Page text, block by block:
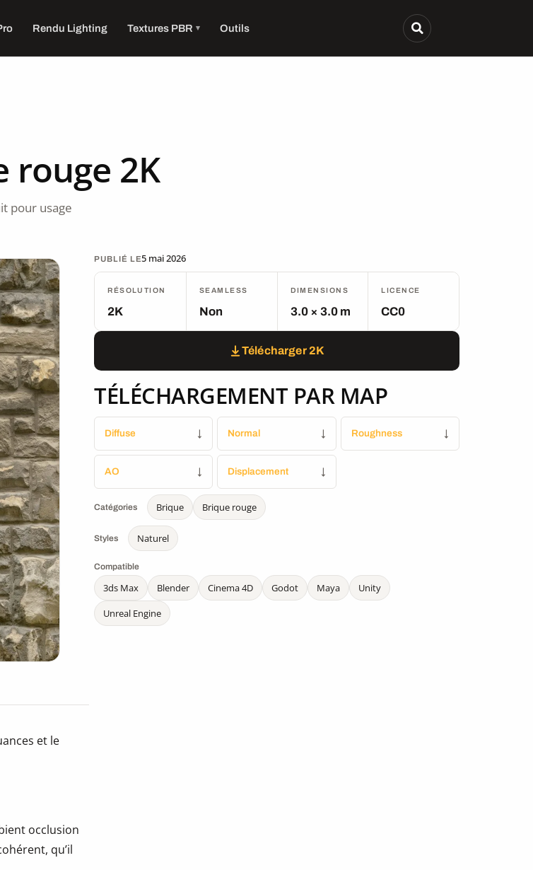
Rendu Lighting Textures PBR Outils
2K
pour usage
PUBLIÉ LE5 mai 2026
RÉSOLUTION
2K
SEAMLESS
Non
DIMENSIONS
3.0 × 3.0 m
LICENCE
CC0
Télécharger 2K
TÉLÉCHARGEMENT PAR MAP
Diffuse ↓ Normal ↓ Roughness ↓
AO ↓ Displacement ↓
Catégories Brique Brique rouge
Styles Naturel
Compatible
3ds Max Blender Cinema 4D Godot Maya
Unity
Unreal Engine
et le
occlusion
qu’il